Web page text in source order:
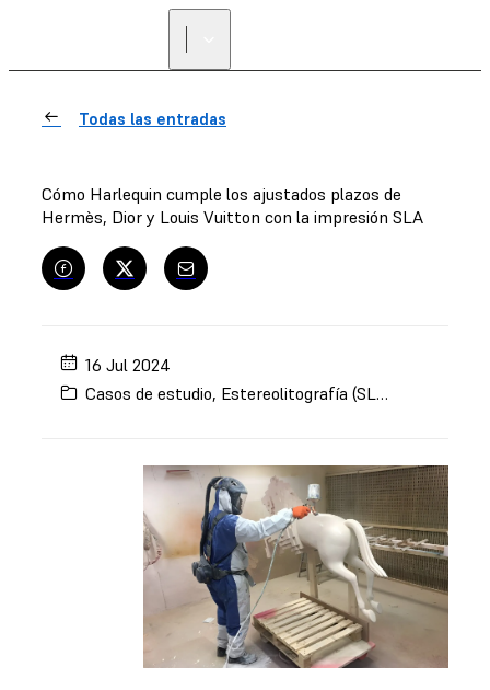
Todas las entradas
Cómo Harlequin cumple los ajustados plazos de
Hermès, Dior y Louis Vuitton con la impresión SLA
16 Jul 2024
Casos de estudio, Estereolitografía (SLA)